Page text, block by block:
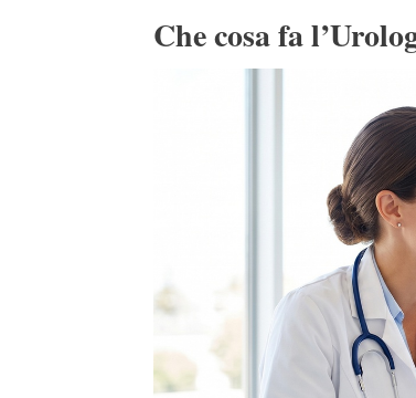
Che cosa fa